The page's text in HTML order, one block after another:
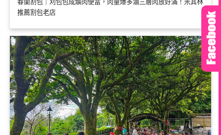
春蘭割包｜刈包包成爌肉便當，肉量爆多滷三層肉放好滿！米其林
推薦割包老店